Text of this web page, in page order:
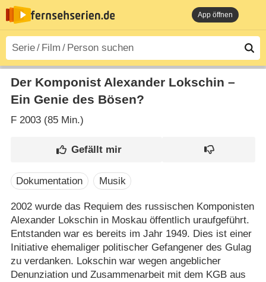
App öffnen
Der Komponist Alexander Lokschin –
Ein Genie des Bösen?
F2003 (85 Min.)
Dokumentation Musik
2002 wurde das Requiem des russischen Komponisten
Alexander Lokschin in Moskau öffentlich uraufgeführt.
Entstanden war es bereits im Jahr 1949. Dies ist einer
Initiative ehemaliger politischer Gefangener des Gulag
zu verdanken. Lokschin war wegen angeblicher
Denunziation und Zusammenarbeit mit dem KGB aus